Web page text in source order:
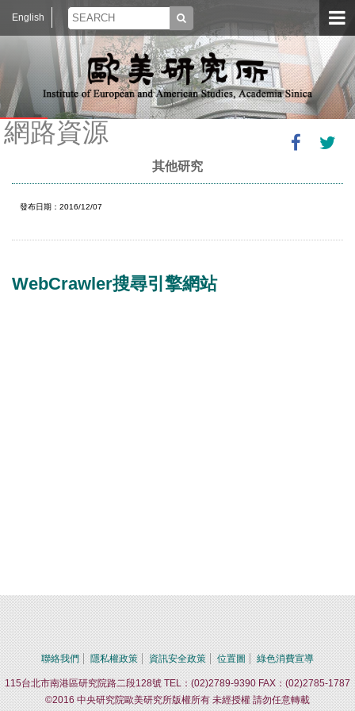
English
網路資源
其他研究
發布日期：2016/12/07
WebCrawler搜尋引擎網站
聯絡我們 隱私權政策 資訊安全政策 位置圖 綠色消費宣導
115台北市南港區研究院路二段128號 TEL：(02)2789-9390 FAX：(02)2785-1787
©2016 中央研究院歐美研究所版權所有 未經授權 請勿任意轉載